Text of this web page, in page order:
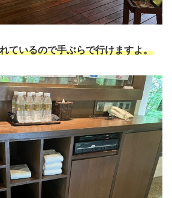
ているので手ぶらで行けますよ。